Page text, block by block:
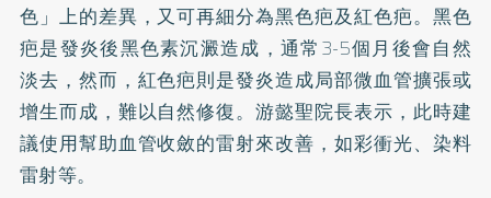
色」上的差異，又可再細分為黑色疤及紅色疤。黑色
疤是發炎後黑色素沉澱造成，通常3-5個月後會自然
淡去，然而，紅色疤則是發炎造成局部微血管擴張或
增生而成，難以自然修復。游懿聖院長表示，此時建
議使用幫助血管收斂的雷射來改善，如彩衝光、染料
雷射等。